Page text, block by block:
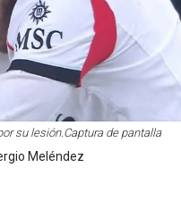
su lesión.Captura de pantalla
Meléndez